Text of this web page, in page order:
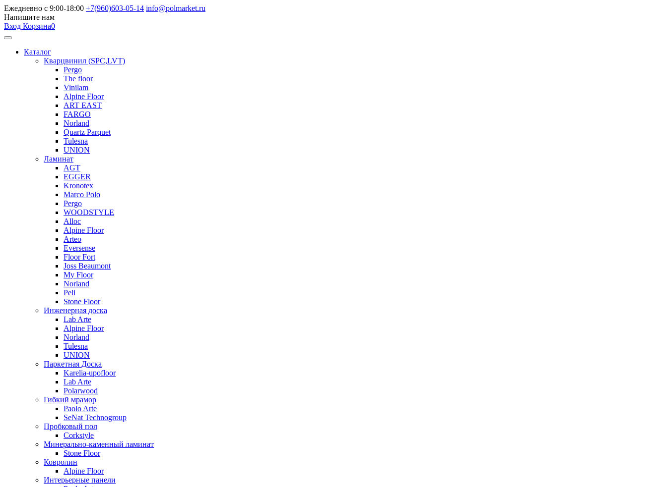
Ежедневно с 9:00-18:00 +7(960)603-05-14 info@polmarket.ru
Напишите нам
Вход Корзина0
Каталог
Кварцвинил (SPC,LVT)
Pergo
The floor
Vinilam
Alpine Floor
ART EAST
FARGO
Norland
Quartz Parquet
Tulesna
UNION
Ламинат
AGT
EGGER
Kronotex
Marco Polo
Pergo
WOODSTYLE
Alloc
Alpine Floor
Arteo
Eversense
Floor Fort
Joss Beaumont
My Floor
Norland
Peli
Stone Floor
Инженерная доска
Lab Arte
Alpine Floor
Norland
Tulesna
UNION
Паркетная Доска
Karelia-upofloor
Lab Arte
Polarwood
Гибкий мрамор
Paolo Arte
SeNat Technogroup
Пробковый пол
Corkstyle
Минерально-каменный ламинат
Stone Floor
Ковролин
Alpine Floor
Интерьерные панели